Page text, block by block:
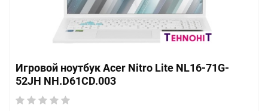
Игровой ноутбук Acer Nitro Lite NL16-71G-
52JH NH.D61CD.003